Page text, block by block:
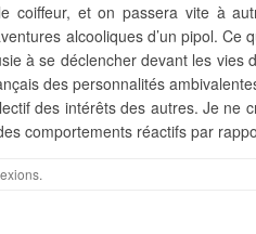
coiffeur, et on passera vite à
alcooliques d’un pipol. Ce
à se déclencher devant les vies
des personnalités
des intérêts des autres. Je ne
comportements réactifs par
.